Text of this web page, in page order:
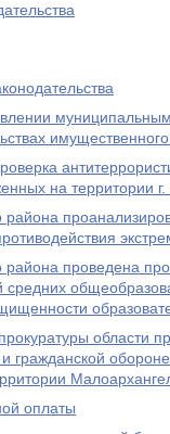
на территории
проведена
средних
области
и гражданской
оплаты